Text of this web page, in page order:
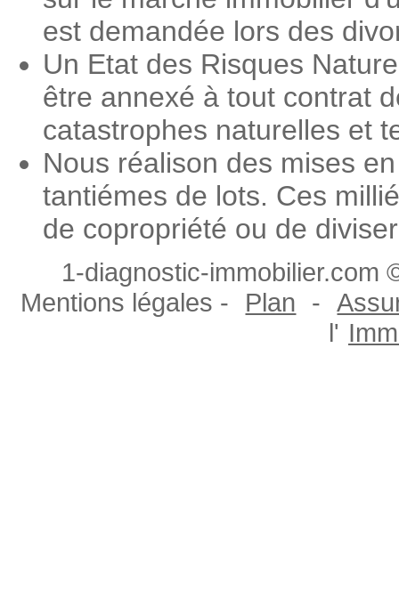
est demandée lors des
Un Etat des Risques
être annexé à tout contrat
catastrophes naturelles et
Nous réalison des mises
tantiémes de lots. Ces
de copropriété ou de
1-diagnostic-immobilier.com
Mentions légales -
Plan -
l'